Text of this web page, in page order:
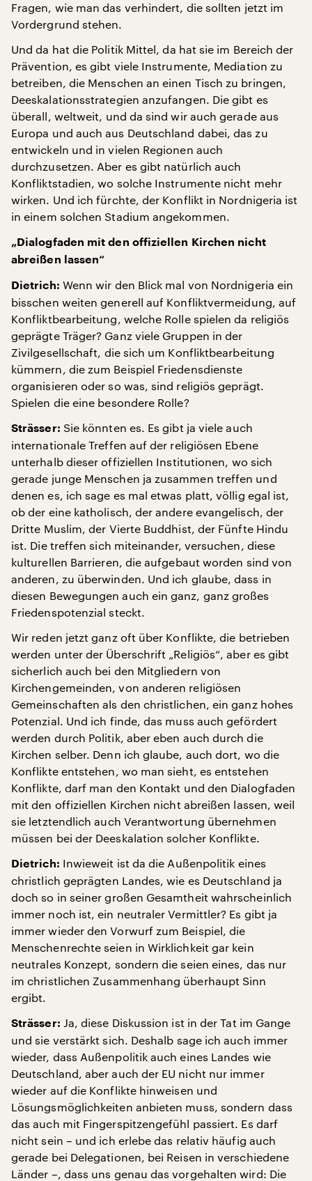
Fragen, wie man das verhindert, die sollten jetzt im
Vordergrund stehen.
Und da hat die Politik Mittel, da hat sie im Bereich der
Prävention, es gibt viele Instrumente, Mediation zu
betreiben, die Menschen an einen Tisch zu bringen,
Deeskalationsstrategien anzufangen. Die gibt es
überall, weltweit, und da sind wir auch gerade aus
Europa und auch aus Deutschland dabei, das zu
entwickeln und in vielen Regionen auch
durchzusetzen. Aber es gibt natürlich auch
Konfliktstadien, wo solche Instrumente nicht mehr
wirken. Und ich fürchte, der Konflikt in Nordnigeria ist
in einem solchen Stadium angekommen.
„Dialogfaden mit den offiziellen Kirchen nicht
abreißen lassen“
Dietrich: Wenn wir den Blick mal von Nordnigeria ein
bisschen weiten generell auf Konfliktvermeidung, auf
Konfliktbearbeitung, welche Rolle spielen da religiös
geprägte Träger? Ganz viele Gruppen in der
Zivilgesellschaft, die sich um Konfliktbearbeitung
kümmern, die zum Beispiel Friedensdienste
organisieren oder so was, sind religiös geprägt.
Spielen die eine besondere Rolle?
Strässer: Sie könnten es. Es gibt ja viele auch
internationale Treffen auf der religiösen Ebene
unterhalb dieser offiziellen Institutionen, wo sich
gerade junge Menschen ja zusammen treffen und
denen es, ich sage es mal etwas platt, völlig egal ist,
ob der eine katholisch, der andere evangelisch, der
Dritte Muslim, der Vierte Buddhist, der Fünfte Hindu
ist. Die treffen sich miteinander, versuchen, diese
kulturellen Barrieren, die aufgebaut worden sind von
anderen, zu überwinden. Und ich glaube, dass in
diesen Bewegungen auch ein ganz, ganz großes
Friedenspotenzial steckt.
Wir reden jetzt ganz oft über Konflikte, die betrieben
werden unter der Überschrift „Religiös“, aber es gibt
sicherlich auch bei den Mitgliedern von
Kirchengemeinden, von anderen religiösen
Gemeinschaften als den christlichen, ein ganz hohes
Potenzial. Und ich finde, das muss auch gefördert
werden durch Politik, aber eben auch durch die
Kirchen selber. Denn ich glaube, auch dort, wo die
Konflikte entstehen, wo man sieht, es entstehen
Konflikte, darf man den Kontakt und den Dialogfaden
mit den offiziellen Kirchen nicht abreißen lassen, weil
sie letztendlich auch Verantwortung übernehmen
müssen bei der Deeskalation solcher Konflikte.
Dietrich: Inwieweit ist da die Außenpolitik eines
christlich geprägten Landes, wie es Deutschland ja
doch so in seiner großen Gesamtheit wahrscheinlich
immer noch ist, ein neutraler Vermittler? Es gibt ja
immer wieder den Vorwurf zum Beispiel, die
Menschenrechte seien in Wirklichkeit gar kein
neutrales Konzept, sondern die seien eines, das nur
im christlichen Zusammenhang überhaupt Sinn
ergibt.
Strässer: Ja, diese Diskussion ist in der Tat im Gange
und sie verstärkt sich. Deshalb sage ich auch immer
wieder, dass Außenpolitik auch eines Landes wie
Deutschland, aber auch der EU nicht nur immer
wieder auf die Konflikte hinweisen und
Lösungsmöglichkeiten anbieten muss, sondern dass
das auch mit Fingerspitzengefühl passiert. Es darf
nicht sein – und ich erlebe das relativ häufig auch
gerade bei Delegationen, bei Reisen in verschiedene
Länder –, dass uns genau das vorgehalten wird: Die